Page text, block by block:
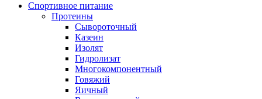
Спортивное питание
Протеины
Сывороточный
Казеин
Изолят
Гидролизат
Многокомпонентный
Говяжий
Яичный